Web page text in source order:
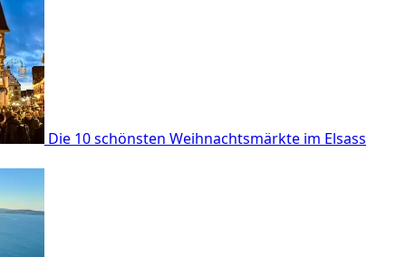
Die 10 schönsten Weihnachtsmärkte im Elsass